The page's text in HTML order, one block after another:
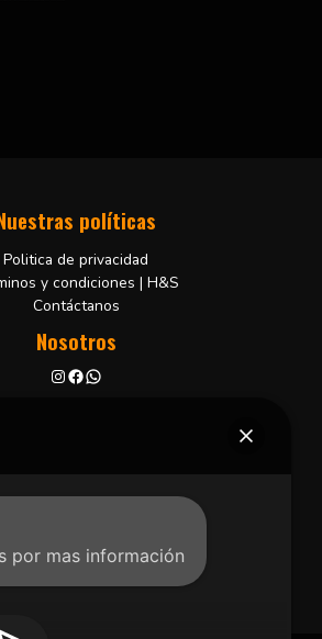
políticas
Politica de privacidad
y condiciones | H&S
Contáctanos
Nosotros
por mas información